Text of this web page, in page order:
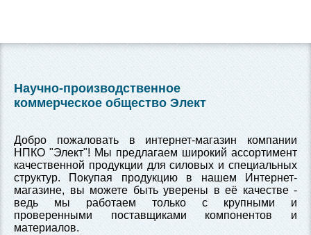
Научно-производственное
коммерческое общество Элект
Добро пожаловать в интернет-магазин компании
НПКО "Элект"! Мы предлагаем широкий ассортимент
качественной продукции для силовых и специальных
структур. Покупая продукцию в нашем Интернет-
магазине, вы можете быть уверены в её качестве -
ведь мы работаем только с крупными и
проверенными поставщиками компонентов и
материалов.